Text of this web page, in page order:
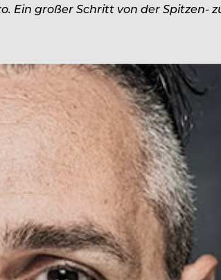
großer Schritt von der Spitzen-